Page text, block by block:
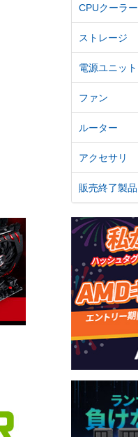
CPUクーラー
ストレージ
電源ユニット
ファン
ルーター
アクセサリ
販売終了製品